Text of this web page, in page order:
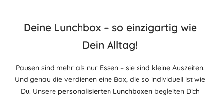
Deine Lunchbox – so einzigartig wie
Dein Alltag!
Pausen sind mehr als nur Essen – sie sind kleine Auszeiten.
Und genau die verdienen eine Box, die so individuell ist wie
Du. Unsere personalisierten Lunchboxenbegleiten Dich